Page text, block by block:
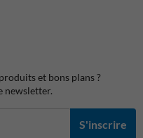
et bons plans ?
newsletter.
S'inscrire